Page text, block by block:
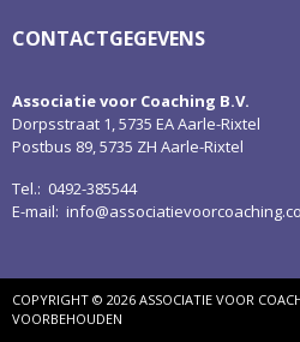
CONTACTGEGEVENS
Associatie voor Coaching B.V.
Dorpsstraat 1, 5735 EA Aarle-Rixtel
Postbus 89, 5735 ZH Aarle-Rixtel
Tel.: 0492-385544
E-mail:
COPYRIGHT © 2026 ASSOCIATIE VOOR
VOORBEHOUDEN